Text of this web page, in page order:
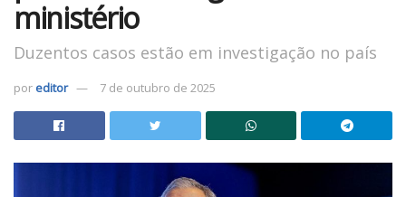
ministério
Duzentos casos estão em investigação no país
por editor 7 de outubro de 2025